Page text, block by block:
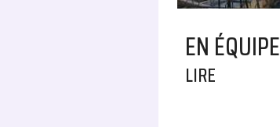
EN ÉQUIPE
LIRE